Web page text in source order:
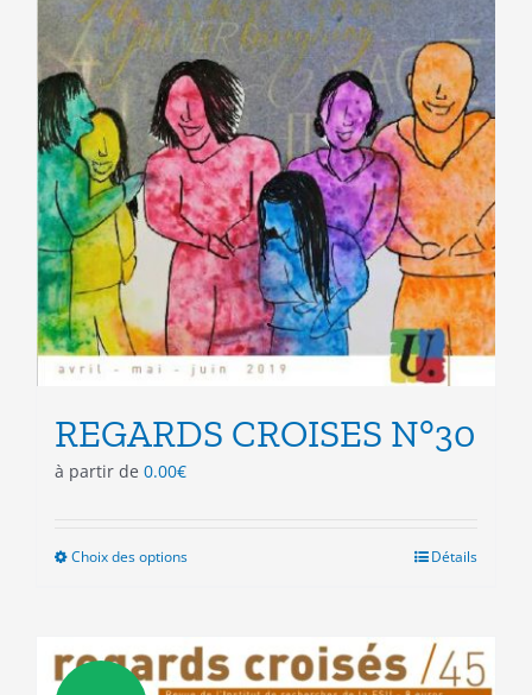
REGARDS CROISES N°30
à partir de 0.00€
Choix des optionsCe
variations.
Les
Détails